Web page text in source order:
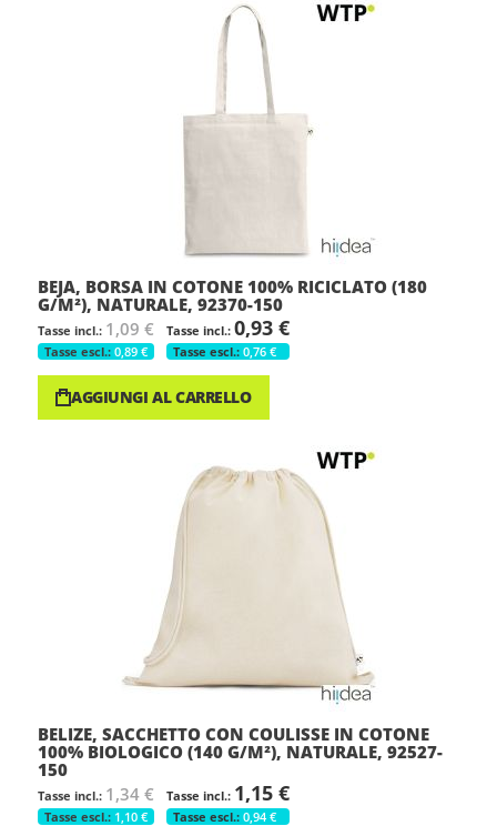
BEJA, BORSA IN COTONE 100% RICICLATO (180
G/M²), NATURALE, 92370-150
1,09 €
0,89 €
0,93 €
0,76 €
AGGIUNGI AL CARRELLO
BELIZE, SACCHETTO CON COULISSE IN COTONE
100% BIOLOGICO (140 G/M²), NATURALE, 92527-
150
1,34 €
1,10 €
1,15 €
0,94 €